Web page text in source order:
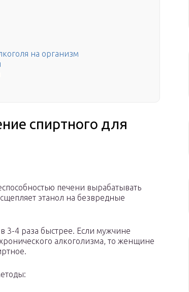
на организм
спиртного для
печени вырабатывать
этанол на безвредные
3-4 раза быстрее. Если мужчине
алкоголизма, то женщине